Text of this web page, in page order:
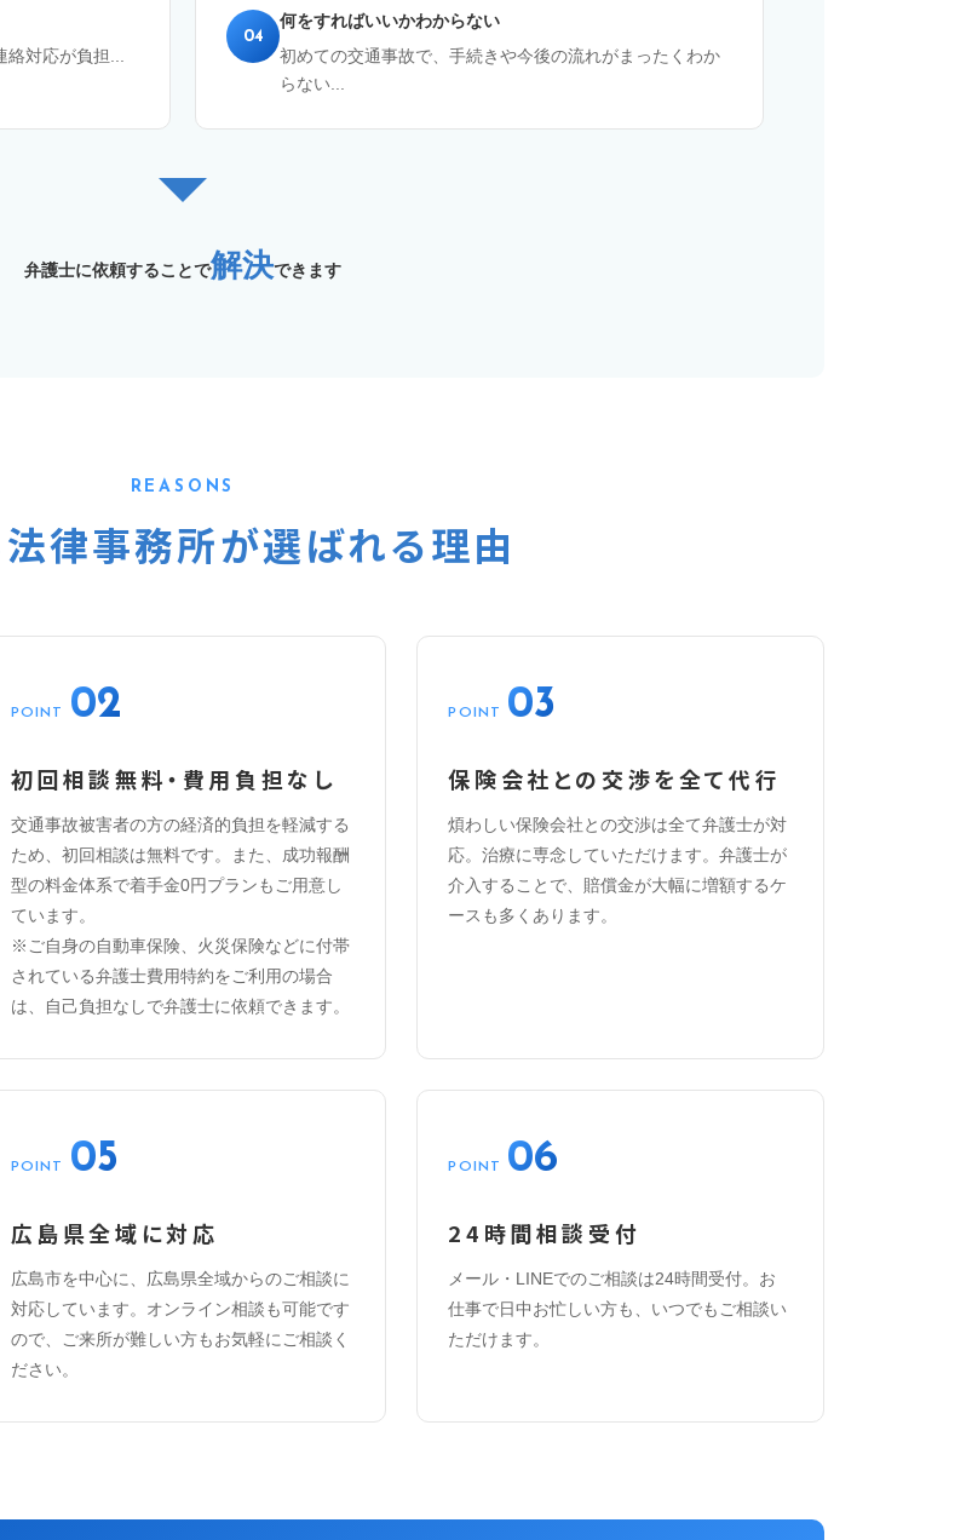
対応が負担...
04
何をすればいいかわからない
初めての交通事故で、手続きや今後の流れがまったくわか
らない...
弁護士に依頼することで解決できます
REASONS
法律事務所が選ばれる理由
POINT 02
初回相談無料・費用負担なし
交通事故被害者の方の経済的負担を軽減する
ため、初回相談は無料です。また、成功報酬
型の料金体系で着手金0円プランもご用意し
ています。
※ご自身の自動車保険、火災保険などに付帯
されている弁護士費用特約をご利用の場合
は、自己負担なしで弁護士に依頼できます。
POINT 03
保険会社との交渉を全て代行
煩わしい保険会社との交渉は全て弁護士が対
応。治療に専念していただけます。弁護士が
介入することで、賠償金が大幅に増額するケ
ースも多くあります。
POINT 05
広島県全域に対応
広島市を中心に、広島県全域からのご相談に
対応しています。オンライン相談も可能です
ので、ご来所が難しい方もお気軽にご相談く
ださい。
POINT 06
24時間相談受付
メール・LINEでのご相談は24時間受付。お
仕事で日中お忙しい方も、いつでもご相談い
ただけます。